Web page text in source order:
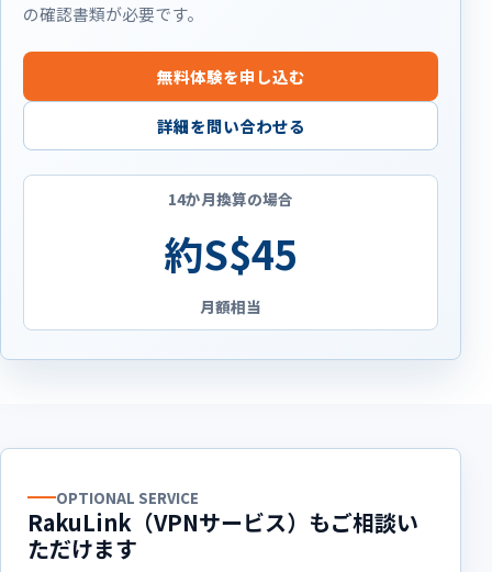
の確認書類が必要です。
無料体験を申し込む
詳細を問い合わせる
14か月換算の場合
約S$45
月額相当
OPTIONAL SERVICE
RakuLink（VPNサービス）もご相談い
ただけます